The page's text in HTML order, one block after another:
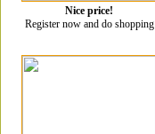
Nice price!
Register now and do shopping